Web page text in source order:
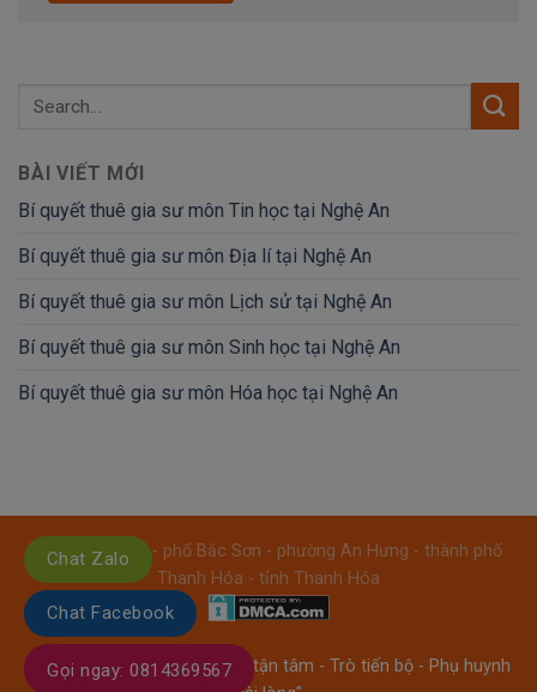
BÀI VIẾT MỚI
Bí quyết thuê gia sư môn Tin học tại Nghệ An
Bí quyết thuê gia sư môn Địa lí tại Nghệ An
Bí quyết thuê gia sư môn Lịch sử tại Nghệ An
Bí quyết thuê gia sư môn Sinh học tại Nghệ An
Bí quyết thuê gia sư môn Hóa học tại Nghệ An
Địa chỉ: Số: 08 - phố Bắc Sơn - phường An Hưng - thành phố
Thanh Hóa - tỉnh Thanh Hóa
GIA SƯ THANH HÓA- "Thầy tận tâm - Trò tiến bộ - Phụ huynh
Chat Zalo
Chat Facebook
Gọi ngay: 0814369567